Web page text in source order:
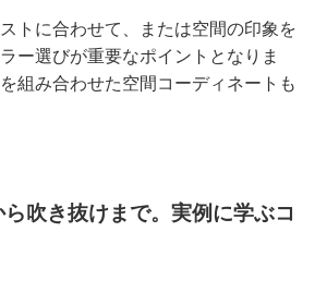
トに合わせて、または空間の印象を
ー選びが重要なポイントとなりま
組み合わせた空間コーディネートも
吹き抜けまで。実例に学ぶコ